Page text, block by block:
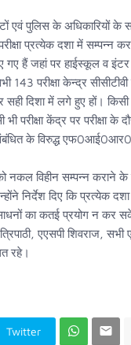
पुलिस के अधिकारियों के
प्रत्येक दशा में सम्पन्न
हैं जहां पर हाईस्कूल व इंटर
परीक्षा केन्द्र
दिशा में लगे हुए हों। किसी
भी परीक्षा केंद्र पर
संबंधित के विरुद्ध
को नकल विहीन सम्पन्न
निर्देश दिए कि प्रत्येक दशा
साधनों का कतई प्रयोग न कर
एएसपी शिवराज, सभी
रहे।
Twitter